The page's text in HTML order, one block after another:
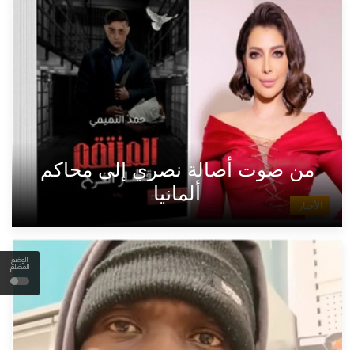
الوضع
المظلم
الأخبار
من صوت أصالة نصري إلى محاكم
ألمانيا